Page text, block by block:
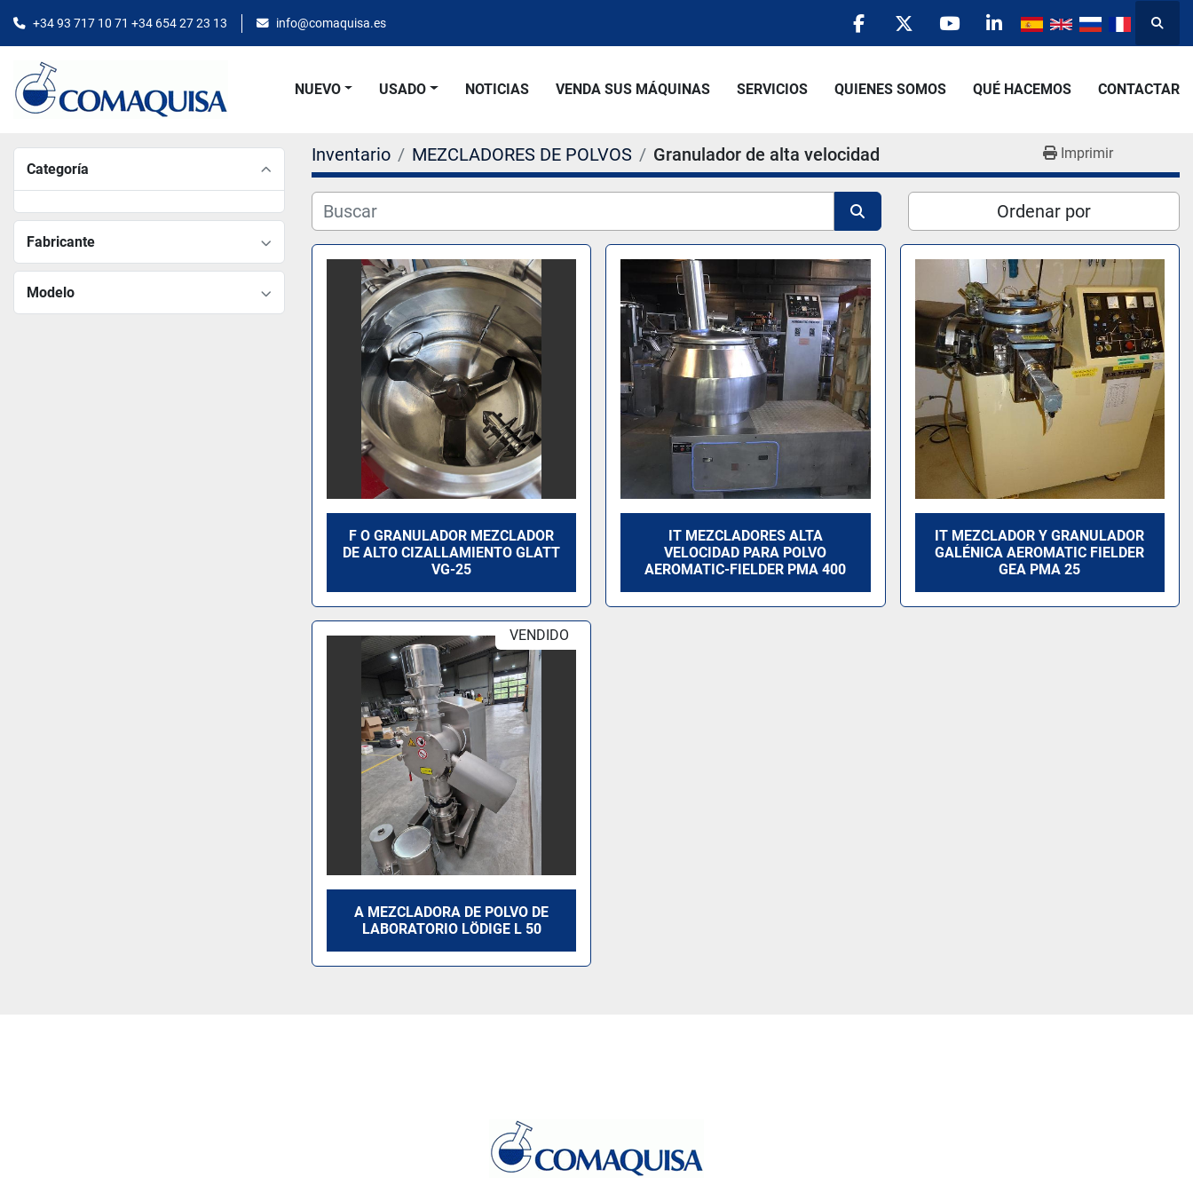
+34 93 717 10 71 +34 654 27 23 13 info@comaquisa.es
facebooktwitteryoutubelinkedin
NUEVO USADO NOTICIAS VENDA SUS MÁQUINAS SERVICIOS QUIENES SOMOS QUÉ HACEMOS CONTACTAR
Categoría
Fabricante
Modelo
Inventario MEZCLADORES DE POLVOS Granulador de alta velocidad Imprimir
Ordenar por
F O GRANULADOR MEZCLADOR
DE ALTO CIZALLAMIENTO GLATT
VG-25
IT MEZCLADORES ALTA
VELOCIDAD PARA POLVO
AEROMATIC-FIELDER PMA 400
IT MEZCLADOR Y GRANULADOR
GALÉNICA AEROMATIC FIELDER
GEA PMA 25
VENDIDO
A MEZCLADORA DE POLVO DE
LABORATORIO LÖDIGE L 50